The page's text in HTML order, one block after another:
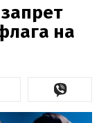
на